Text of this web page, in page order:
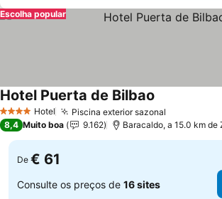
Escolha popular
4 EstrelasHotel Piscina exterior sazonal
Hotel Puerta de Bilbao
8,4 Muito boa 9.162 Baracaldo, a 15.0 km de
De € 61
Consulte os preços de 16 sites